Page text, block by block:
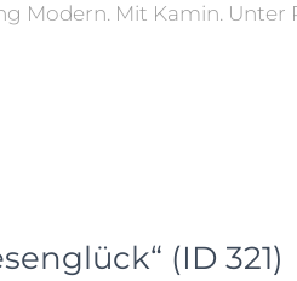
Modern. Mit Kamin.
(ID 321)